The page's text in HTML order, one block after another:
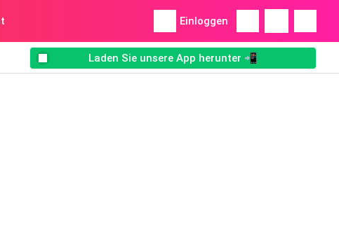
Einloggen
Laden Sie unsere App herunter 📲